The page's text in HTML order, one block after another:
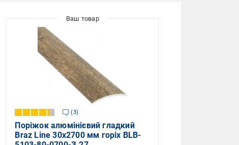
3
Поріжок алюмінієвий гладкий
Braz Line 30х2700 мм горіх BLB-